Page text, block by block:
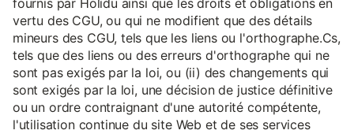
fournis par Holidu ainsi que les droits et obligations en
vertu des CGU, ou qui ne modifient que des détails
mineurs des CGU, tels que les liens ou l'orthographe.Cs,
tels que des liens ou des erreurs d'orthographe qui ne
sont pas exigés par la loi, ou (ii) des changements qui
sont exigés par la loi, une décision de justice définitive
ou un ordre contraignant d'une autorité compétente,
l'utilisation continue du site Web et de ses services